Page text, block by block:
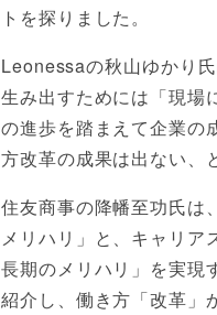
トを探りました。
Leonessaの秋山ゆかり
生み出すためには「現場
の進歩を踏まえて企業の
方改革の成果は出ない、
住友商事の降幡至功氏は
メリハリ」と、キャリア
長期のメリハリ」を実現
紹介し、働き方「改革」